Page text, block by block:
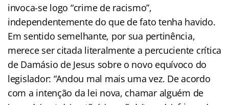
invoca-se logo “crime de racismo”,
independentemente do que de fato tenha havido.
Em sentido semelhante, por sua pertinência,
merece ser citada literalmente a percuciente crítica
de Damásio de Jesus sobre o novo equívoco do
legislador: “Andou mal mais uma vez. De acordo
com a intenção da lei nova, chamar alguém de